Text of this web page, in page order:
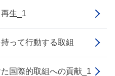
生_1
って行動する取組
国際的取組への貢献_1